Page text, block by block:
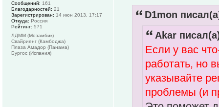
D1mon
Akar
Если у вас
работать, но
указывайте
проблемы (и
Сообщений: 161
Благодарностей: 21
Зарегистрирован: 14 июн 2013, 17:17
Откуда: Россия
Рейтинг: 571
ЛДММ (Мозамбик)
Свайриенг (Камбоджа)
Плаза Амадор (Панама)
Бургос (Испания)